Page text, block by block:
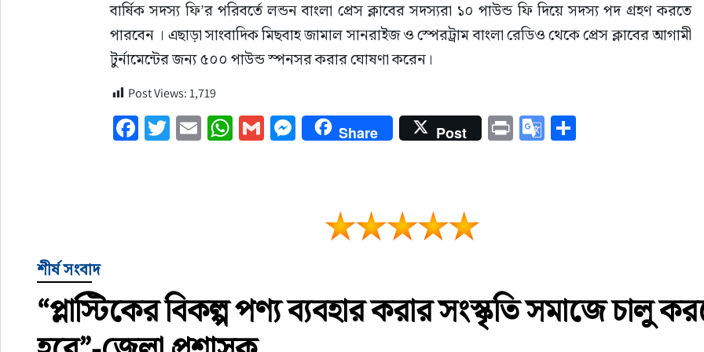
বার্ষিক সদস্য ফি’র পরিবর্তে লন্ডন বাংলা প্রেস ক্লাবের সদস্যরা ১০ পাউন্ড ফি দিয়ে সদস্য পদ গ্রহণ করতে
পারবেন । এছাড়া সাংবাদিক মিছবাহ জামাল সানরাইজ ও স্পেরট্রাম বাংলা রেডিও থেকে প্রেস ক্লাবের আগামী
টুর্নামেন্টের জন‍্য ৫০০ পাউন্ড স্পনসর করার ঘোষণা করেন।
Post Views:1,719
Facebook
Twitter
EmailWhatsApp
GmailMessenger
Share Post PrintGoogle
শীর্ষ সংবাদ
“প্লাস্টিকের বিকল্প পণ্য ব্যবহার করার সংস্কৃতি সমাজে চালু